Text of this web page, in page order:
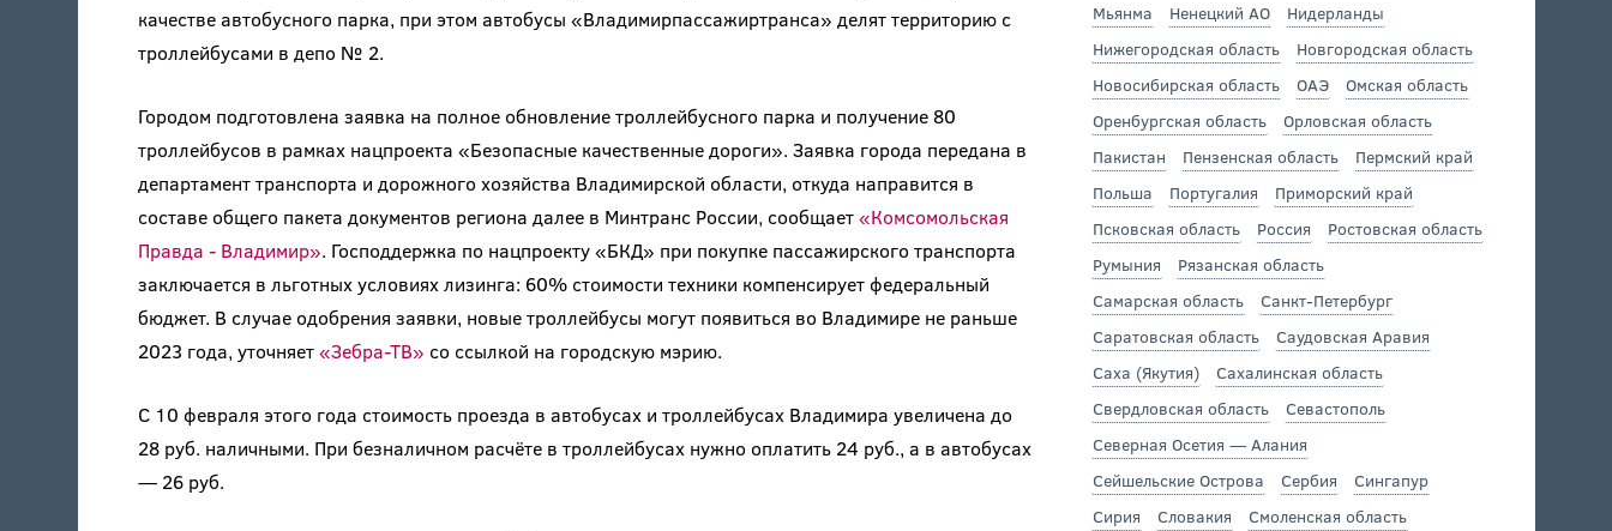
качестве автобусного парка, при этом автобусы «Владимирпассажиртранса» делят территорию с
троллейбусами в депо № 2.
Городом подготовлена заявка на полное обновление троллейбусного парка и получение 80
троллейбусов в рамках нацпроекта «Безопасные качественные дороги». Заявка города передана в
департамент транспорта и дорожного хозяйства Владимирской области, откуда направится в
составе общего пакета документов региона далее в Минтранс России, сообщает«Комсомольская
Правда - Владимир». Господдержка по нацпроекту «БКД» при покупке пассажирского транспорта
заключается в льготных условиях лизинга: 60% стоимости техники компенсирует федеральный
бюджет. В случае одобрения заявки, новые троллейбусы могут появиться во Владимире не раньше
2023 года, уточняет«Зебра-ТВ» со ссылкой на городскую мэрию.
С 10 февраля этого года стоимость проезда в автобусах и троллейбусах Владимира увеличена до
28 руб. наличными. При безналичном расчёте в троллейбусах нужно оплатить 24 руб., а в автобусах
— 26 руб.
Мьянма
Ненецкий АО
Нидерланды
Нижегородская область
Новгородская область
Новосибирская область
ОАЭ
Омская область
Оренбургская область
Орловская область
Пакистан
Пензенская область
Пермский край
Польша
Португалия
Приморский край
Псковская область
Россия
Ростовская область
Румыния
Рязанская область
Самарская область
Санкт-Петербург
Саратовская область
Саудовская Аравия
Саха (Якутия)
Сахалинская область
Свердловская область
Севастополь
Северная Осетия — Алания
Сейшельские Острова
Сербия
Сингапур
Сирия
Словакия
Смоленская область